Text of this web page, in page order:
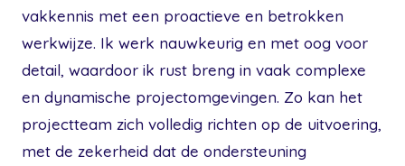
vakkennis met een proactieve en betrokken
werkwijze. Ik werk nauwkeurig en met oog voor
detail, waardoor ik rust breng in vaak complexe
en dynamische projectomgevingen. Zo kan het
projectteam zich volledig richten op de uitvoering,
met de zekerheid dat de ondersteuning